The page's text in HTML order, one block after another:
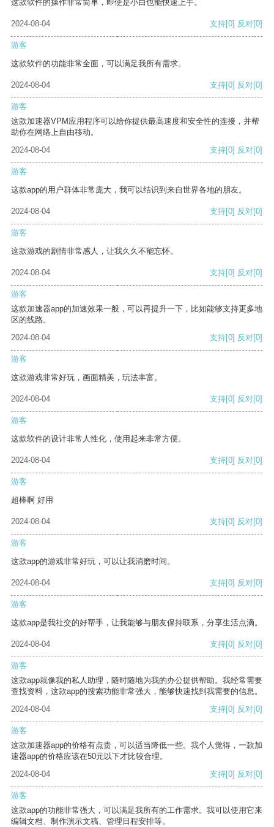
这款软件的操作非常简单，即使是小白也能快速上手。
2024-08-04 支持[0] 反对[0]
游客
这款软件的功能非常全面，可以满足我所有需求。
2024-08-04 支持[0] 反对[0]
游客
这款加速器VPM应用程序可以给你提供最高速度和安全性的连接，并帮
助你在网络上自由移动。
2024-08-04
支持[0] 反对[0]
游客
这款app的用户群体非常庞大，我可以结识到来自世界各地的朋友。
2024-08-04 支持[0] 反对[0]
游客
这款游戏的剧情非常感人，让我久久不能忘怀。
2024-08-04 支持[0] 反对[0]
游客
这款加速器app的加速效果一般，可以再提升一下，比如能够支持更多地
区的线路。
2024-08-04
支持[0] 反对[0]
游客
这款游戏非常好玩，画面精美，玩法丰富。
2024-08-04 支持[0] 反对[0]
游客
这款软件的设计非常人性化，使用起来非常方便。
2024-08-04 支持[0] 反对[0]
游客
超棒啊 好用
2024-08-04 支持[0] 反对[0]
游客
这款app的游戏非常好玩，可以让我消磨时间。
2024-08-04 支持[0] 反对[0]
游客
这款app是我社交的好帮手，让我能够与朋友保持联系，分享生活点滴。
2024-08-04 支持[0] 反对[0]
游客
这款app就像我的私人助理，随时随地为我的办公提供帮助。我经常需要
查找资料，这款app的搜索功能非常强大，能够快速找到我需要的信息。
2024-08-04
支持[0] 反对[0]
游客
这款加速器app的价格有点贵，可以适当降低一些。我个人觉得，一款加
速器app的价格应该在50元以下才比较合理。
2024-08-04
支持[0] 反对[0]
游客
这款app的功能非常强大，可以满足我所有的工作需求。我可以使用它来
编辑文档、制作演示文稿、管理日程安排等。